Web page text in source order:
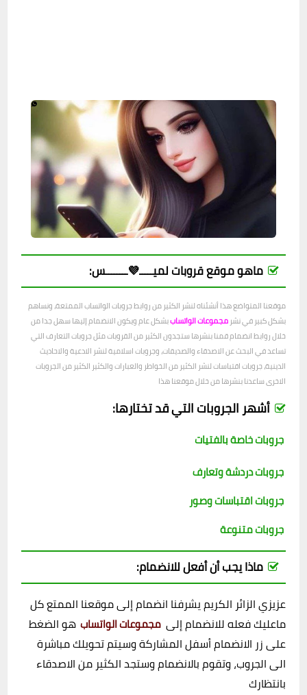
ماهو موقع قروبات لميـــــ💜ــــــــس:
موقعنا المتواضع هذا أنشئناه لنشر الكثير من روابط جروبات الواتساب الممتعة، ونساهم
بشكل كبير في نشر مجموعات الواتساببشكل عام ويكون الانضمام إليها سهل جدا من
خلال روابط انضمام قمنا بنشرها ستجدون الكثير من القروبات مثل جروبات التعارف التي
تساعد في البحث عن الاصدقاء والصديقات، وجروبات اسلامية لنشر الادعية والاحاديث
الدينية، جروبات اقتباسات لنشر الكثير من الخواطر والعبارات والكثير الكثير من الجروبات
الاخرى ساعدنا بنشرها من خلال موقعنا هذا
أشهر الجروبات التي قد تختارها:
جروبات خاصة بالفتيات
جروبات دردشة وتعارف
جروبات اقتباسات وصور
جروبات متنوعة
ماذا يجب أن أفعل للانضمام:
عزيزي الزائر الكريم يشرفنا انضمام إلى موقعنا الممتع كل
ماعليك فعله للانضمام إلى مجموعات الواتساب هو الضغط
على زر الانضمام أسفل المشاركة وسيتم تحويلك مباشرة
الى الجروب، وتقوم بالانضمام وستجد الكثير من الاصدقاء
بانتظارك